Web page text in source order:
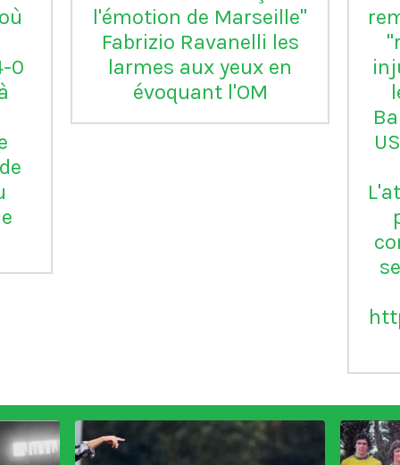
club italien qui n'a
jamais été relégué en
Serie B